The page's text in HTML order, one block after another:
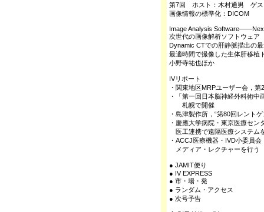
第7回 ホスト：木村通男 ゲス
画像情報の標準化：DICOM
Image Analysis
次世代の画像解析ソフトウェア
Dynamic CTでの肝静脈描出の
最適時間で撮像した生体肝移植
小野寺祐也ほか
IVリポート
・関東地区MRPユーザー会，
・「第一回日本脳神経外科術中
札幌で開催
・島津製作所，“第80回レント
・慶應大学病院・東京医療セン
医工連携で遠隔医療システム
・ACCJ医療機器・IVD小委員
メディア・レクチャーを行う
● JAMIT便り
● IV EXPRESS
● 市・場・発
● ランダム・アクセス
● 次号予告